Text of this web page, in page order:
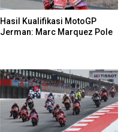
Hasil Kualifikasi MotoGP
Jerman: Marc Marquez Pole